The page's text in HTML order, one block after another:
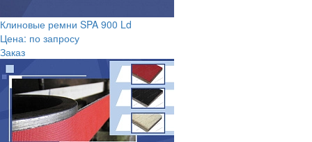
Клиновые ремни SPA 900 Ld
Цена: по запросу
Заказ